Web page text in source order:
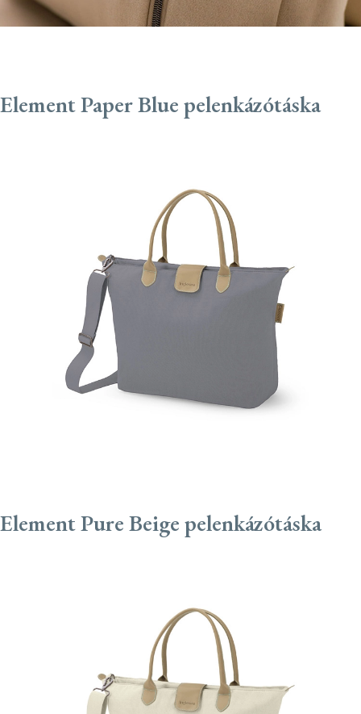
Element Paper Blue pelenkázótáska
Element Pure Beige pelenkázótáska